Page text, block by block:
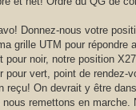
Donnez-nous votre
grille UTM pour répondre
pour noir, notre position
pour vert, point de rendez-
reçu! On devrait y être
remettons en marche.